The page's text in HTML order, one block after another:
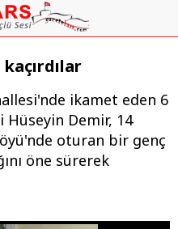
ikamet eden 6
Hüseyin Demir, 14
oturan bir genç
öne sürerek